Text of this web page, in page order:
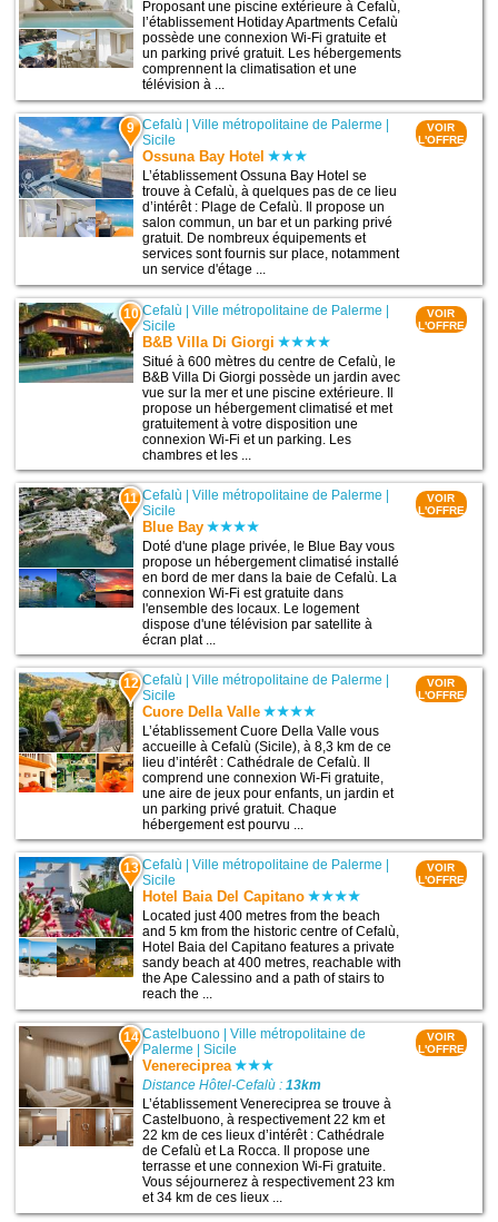
Proposant une piscine extérieure à Cefalù,
l’établissement Hotiday Apartments Cefalù
possède une connexion Wi-Fi gratuite et
un parking privé gratuit. Les hébergements
comprennent la climatisation et une
télévision à ...
9 Cefalù |Ville métropolitaine de Palerme
Sicile
Ossuna Bay Hotel
L’établissement Ossuna Bay Hotel se
trouve à Cefalù, à quelques pas de ce lieu
d’intérêt : Plage de Cefalù. Il propose un
salon commun, un bar et un parking privé
gratuit. De nombreux équipements et
services sont fournis sur place, notamment
un service d'étage ...
VOIR
L'OFFRE
10 Cefalù |Ville métropolitaine de Palerme |
Sicile
B&B Villa Di Giorgi
Situé à 600 mètres du centre de Cefalù, le
B&B Villa Di Giorgi possède un jardin avec
vue sur la mer et une piscine extérieure. Il
propose un hébergement climatisé et met
gratuitement à votre disposition une
connexion Wi-Fi et un parking. Les
chambres et les ...
VOIR
L'OFFRE
11 Cefalù |Ville métropolitaine de Palerme |
Sicile
Blue Bay
Doté d'une plage privée, le Blue Bay vous
propose un hébergement climatisé installé
en bord de mer dans la baie de Cefalù. La
connexion Wi-Fi est gratuite dans
l'ensemble des locaux. Le logement
dispose d'une télévision par satellite à
écran plat ...
VOIR
L'OFFRE
12 Cefalù |Ville métropolitaine de Palerme |
Sicile
Cuore Della Valle
L’établissement Cuore Della Valle vous
accueille à Cefalù (Sicile), à 8,3 km de ce
lieu d’intérêt : Cathédrale de Cefalù. Il
comprend une connexion Wi-Fi gratuite,
une aire de jeux pour enfants, un jardin et
un parking privé gratuit. Chaque
hébergement est pourvu ...
VOIR
L'OFFRE
13 Cefalù |Ville métropolitaine de Palerme
Sicile
Hotel Baia Del Capitano
Located just 400 metres from the beach
and 5 km from the historic centre of Cefalù,
Hotel Baia del Capitano features a private
sandy beach at 400 metres, reachable with
the Ape Calessino and a path of stairs to
reach the ...
VOIR
L'OFFRE
14 Castelbuono |Ville métropolitaine de
Palerme |Sicile
Venereciprea
Distance Hôtel-Cefalù :13km
L’établissement Venereciprea se trouve à
Castelbuono, à respectivement 22 km et
22 km de ces lieux d’intérêt : Cathédrale
de Cefalù et La Rocca. Il propose une
terrasse et une connexion Wi-Fi gratuite.
Vous séjournerez à respectivement 23 km
et 34 km de ces lieux ...
VOIR
L'OFFRE